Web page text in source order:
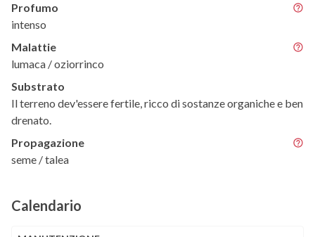
Profumo
intenso
Malattie
lumaca / oziorrinco
Substrato
Il terreno dev'essere fertile, ricco di sostanze organiche e ben
drenato.
Propagazione
seme / talea
Calendario